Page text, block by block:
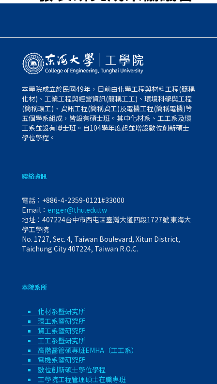
本學院成立於民國49年，目前由化學工程與材料工程(簡稱
化材)、工業工程與經營資訊(簡稱工工)、環境科學與工程
(簡稱環工)、資訊工程(簡稱資工)及電機工程(簡稱電機)等
五個學系組成，皆設有碩士班。其中化材系、工工系及環
工系並設有博士班。自104學年度起並增設數位創新碩士
學位學程。
聯絡資訊
電話： +886-4-2359-0121#33000
Email： enger@thu.edu.tw
地址：407224台中市西屯區臺灣大道四段1727號 東海大
學工學院
No. 1727, Sec. 4, Taiwan Boulevard, Xitun District,
Taichung City 407224, Taiwan R.O.C.
本院系所
化材系暨研究所
環工系暨研究所
資工系暨研究所
工工系暨研究所
高階醫管碩專班EMHA（工工系）
電機系暨研究所
數位創新碩士學位學程
工學院工程管理碩士在職專班